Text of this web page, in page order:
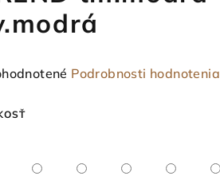
Podrobnosti hodnotenia